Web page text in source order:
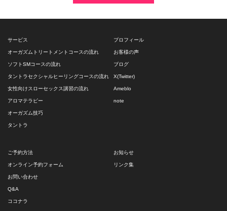
サービス
オーガズムトリートメントコースの流れ
ソフトSMコースの流れ
タントラセクシャルヒーリングコースの流れ
女性向けスローセックス講習の流れ
アロマテラピー
オーガズム技巧
タントラ
プロフィール
お客様の声
ブログ
X(Twitter)
Ameblo
note
ご予約方法
オンライン予約フォーム
お問い合わせ
Q&A
ココナラ
お知らせ
リンク集